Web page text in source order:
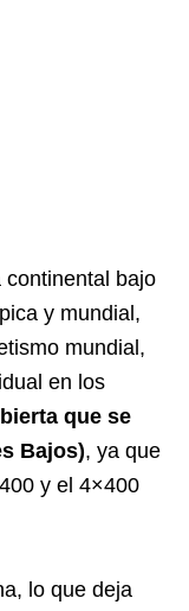
continental bajo
y mundial,
mundial,
en los
que se
Bajos), ya que
y el 4×400
lo que deja